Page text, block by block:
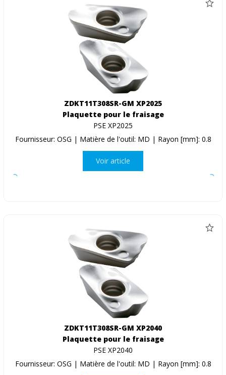
ZDKT11T308SR-GM XP2025
Plaquette pour le fraisage
PSE XP2025
Fournisseur: OSG | Matière de l'outil: MD | Rayon [mm]: 0.8
Voir article
ZDKT11T308SR-GM XP2040
Plaquette pour le fraisage
PSE XP2040
Fournisseur: OSG | Matière de l'outil: MD | Rayon [mm]: 0.8